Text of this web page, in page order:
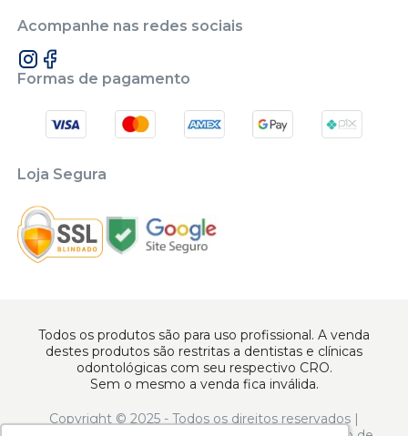
Acompanhe nas redes sociais
Formas de pagamento
Loja Segura
Todos os produtos são para uso profissional. A venda
destes produtos são restritas a dentistas e clínicas
odontológicas com seu respectivo CRO.
Sem o mesmo a venda fica inválida.
Copyright © 2025 - Todos os direitos reservados |